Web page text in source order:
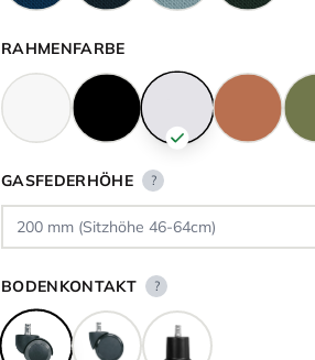
RAHMENFARBE
GASFEDERHÖHE ?
BODENKONTAKT ?